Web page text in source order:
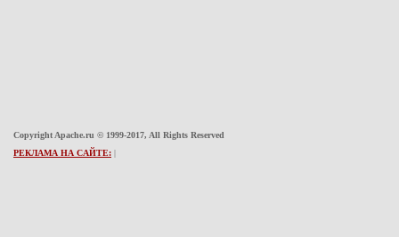
Copyright Apache.ru © 1999-2017, All Rights Reserved
РЕКЛАМА НА САЙТЕ: |